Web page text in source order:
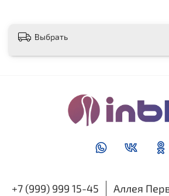
Выбрать
+7 (999) 999 15-45 Аллея